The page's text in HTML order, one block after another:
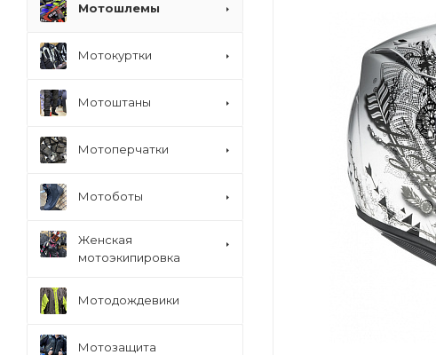
Мотошлемы
Мотокуртки
Мотоштаны
Мотоперчатки
Мотоботы
Женская
мотоэкипировка
Мотодождевики
Мотозащита